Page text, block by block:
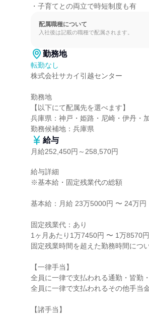
・子育てとの両立で時短制度も有
配属職種について
入社後は記載の職種で配属されます。
勤務地
転勤なし
株式会社サカイ引越センター
勤務地
【以下にて配属先を選べます】
兵庫県：神戸・姫路・尼崎・伊丹・
勤務候補地：兵庫県
給与
月給252,450円～258,570円
給与詳細
※基本給・固定残業代の総額
基本給：月給 23万5000円 〜 24万円
固定残業代：あり
1ヶ月あたり1万7450円 〜 1万8570
固定残業時間を超えた勤務時間につ
【一律手当】
全員に一律で支払われる通勤・皆勤
全員に一律で支払われるその他手当
【諸手当】